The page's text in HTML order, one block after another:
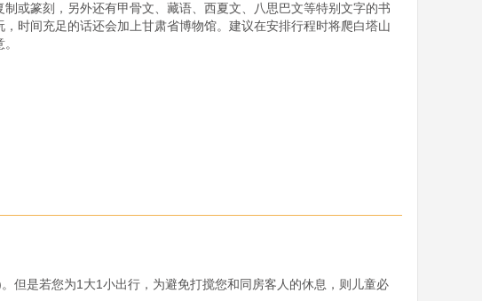
或篆刻，另外还有甲骨文、藏语、西夏文、八思巴文等特别文字的书
时间充足的话还会加上甘肃省博物馆。建议在安排行程时将爬白塔山
但是若您为1大1小出行，为避免打搅您和同房客人的休息，则儿童必